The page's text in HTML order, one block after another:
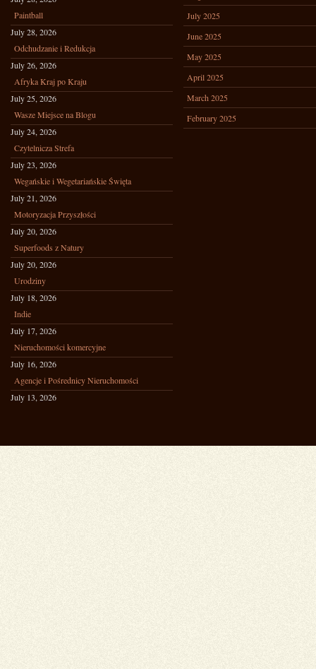
Paintball
July 28, 2026
Odchudzanie i Redukcja
July 26, 2026
Afryka Kraj po Kraju
July 25, 2026
Wasze Miejsce na Blogu
July 24, 2026
Czytelnicza Strefa
July 23, 2026
Wegańskie i Wegetariańskie Święta
July 21, 2026
Motoryzacja Przyszłości
July 20, 2026
Superfoods z Natury
July 20, 2026
Urodziny
July 18, 2026
Indie
July 17, 2026
Nieruchomości komercyjne
July 16, 2026
Agencje i Pośrednicy Nieruchomości
July 13, 2026
July 2025
June 2025
May 2025
April 2025
March 2025
February 2025